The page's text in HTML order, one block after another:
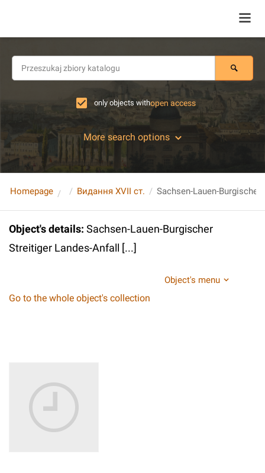
only objects withopen access
More search options
Homepage Видання XVII ст.
Object's details: Sachsen-Lauen-Burgischer
Streitiger Landes-Anfall [...]
Object's menu
Go to the whole object's collection